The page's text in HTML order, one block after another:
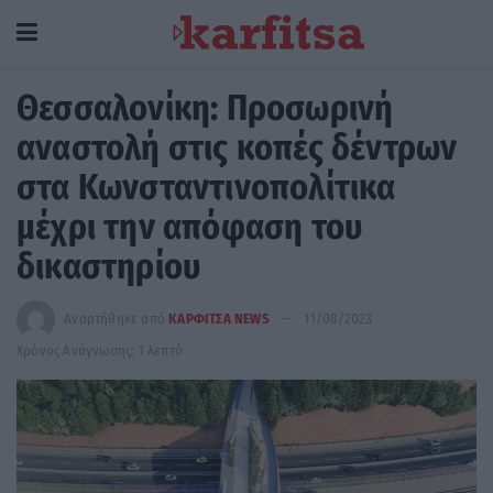
Θεσσαλονίκη: Προσωρινή
αναστολή στις κοπές δέντρων
στα Κωνσταντινοπολίτικα
μέχρι την απόφαση του
δικαστηρίου
Αναρτήθηκε από ΚΑΡΦΙΤΣΑ NEWS
11/08/2023
Χρόνος Ανάγνωσης: 1 λεπτό